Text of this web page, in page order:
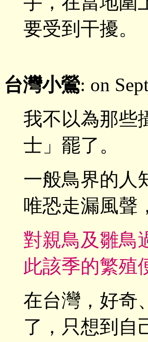
要受到干擾。
台灣小鶯: on
我不以為那些
士」罷了。
一般鳥界的人
唯恐走漏風聲
對親鳥及雛鳥
此該季的繁殖
在台灣，好奇
了，只想到自